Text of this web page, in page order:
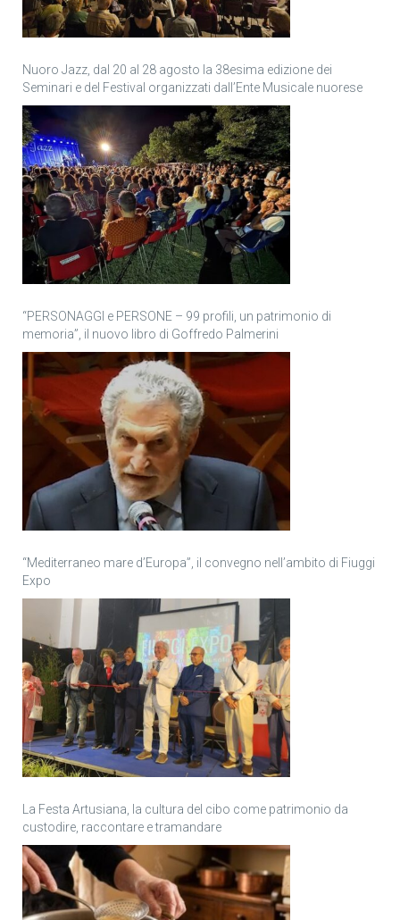
Nuoro Jazz, dal 20 al 28 agosto la 38esima edizione dei
Seminari e del Festival organizzati dall’Ente Musicale nuorese
“PERSONAGGI e PERSONE – 99 profili, un patrimonio di
memoria”, il nuovo libro di Goffredo Palmerini
“Mediterraneo mare d’Europa”, il convegno nell’ambito di Fiuggi
Expo
La Festa Artusiana, la cultura del cibo come patrimonio da
custodire, raccontare e tramandare